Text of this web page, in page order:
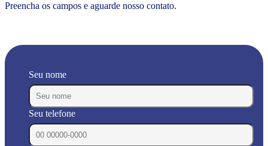
Preencha os campos e aguarde nosso contato.
Seu nome
Seu telefone